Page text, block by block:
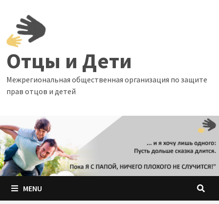
content
Отцы и Дети
Межрегиональная общественная организация по защите
прав отцов и детей
MENU